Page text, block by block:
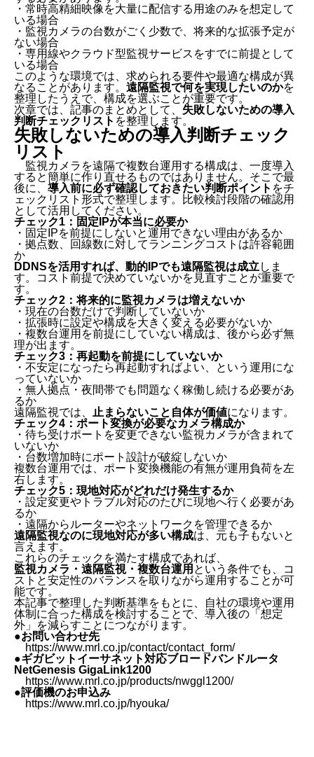
・常時高精細映像を大量に配信する用途のみを想定して
いる場合
・監視カメラの台数がごく少数で、将来的な拡張予定が
ない場合
・専用線やクラウド型監視サービスをすでに前提として
いる場合
このような環境では、求められる要件や最適な構成が異
なることがあります。 遠隔監視で何を実現したいのかを
整理したうえで、構成を選ぶことが重要です。
次章では、記事のまとめとして、 失敗しないための導入
判断チェックリスト を整理します。
失敗しないための導入判断チェック
リスト
監視カメラを遠隔で複数台運用する構成は、一度導入
すると簡単に作り直せるものではありません。そこで最
後に、 導入前に必ず確認しておきたい判断ポイント をチ
ェックリスト形式で整理します。比較検討段階の確認用
として活用してください。
チェック1：固定IPが本当に必要か
・固定IPを前提にしないと運用できない理由があるか
・拠点数、回線数に対してランニングコストは許容範囲
か
DDNSを活用すれば、動的IPでも遠隔監視は成立 しま
す。コスト前提で決めていないかを見直すことが重要で
す。
チェック2：将来的に監視カメラは増えないか
・現在の台数だけで判断していないか
・拡張時に設定や構成を大きく変える必要がないか
・複数台運用を前提にしていない構成は、後から必ず無
理が出ます。
チェック3：再起動を前提にしていないか
・不安定になったら再起動すればよい、という運用にな
っていないか
・無人拠点・夜間帯でも問題なく稼働し続ける必要があ
るか
遠隔監視では、
止まらないこと自体が価値になります。
チェック4：ポート変換が必要なカメラ構成か
・待ち受けポートを変更できない監視カメラが含まれて
いないか
・台数増加時にポート設計が破綻しないか
複数台運用では、ポート変換機能の有無が運用負荷を左
右します。
チェック5：現地対応がどれだけ発生するか
・設定変更やトラブル対応のたびに現地へ行く必要があ
るか
・遠隔からルーターやネットワークを管理できるか
遠隔監視なのに現地対応が多い構成は、元も子もないと
言えます。
これらのチェックを満たす構成であれば、
監視カメラ・遠隔監視・複数台運用 という条件でも、コ
ストと安定性のバランスを取りながら運用することが可
能です。
本記事で整理した判断基準をもとに、自社の環境や運用
体制に合った構成を検討することで、導入後の「想定
外」を減らすことにつながります。
●お問い合わせ先
https://www.mrl.co.jp/contact/contact_form/
●ギガビットイーサネット対応ブロードバンドルータ
NetGenesis GigaLink1200
https://www.mrl.co.jp/products/nwggl1200/
●評価機のお申込み
https://www.mrl.co.jp/hyouka/